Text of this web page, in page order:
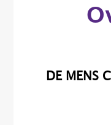
DE MENS